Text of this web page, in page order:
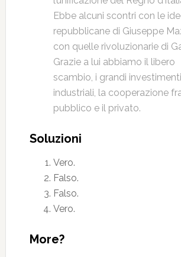
Ebbe alcuni scontri con le
repubblicane di Giuseppe
con quelle rivoluzionarie di
Grazie a lui abbiamo il libero
scambio, i grandi investimenti
industriali, la cooperazione
pubblico e il privato.
Soluzioni
Vero.
Falso.
Falso.
Vero.
More?